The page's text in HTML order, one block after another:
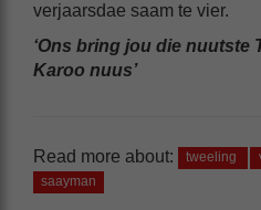
verjaarsdae saam te vier.
‘Ons bring jou die nuutste
Karoo nuus’
Read more about: tweeling
saayman